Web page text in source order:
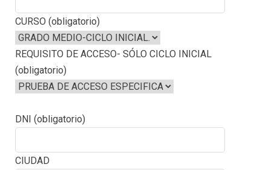
CURSO (obligatorio)
REQUISITO DE ACCESO- SÓLO CICLO INICIAL
(obligatorio)
DNI (obligatorio)
CIUDAD